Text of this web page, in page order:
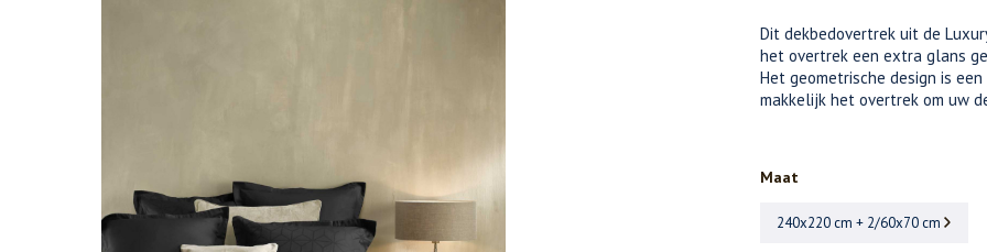
Dit dekbedovertrek uit de
het overtrek een extra glans
Het geometrische design is
makkelijk het overtrek om uw
Maat
240x220 cm + 2/60x70 cm